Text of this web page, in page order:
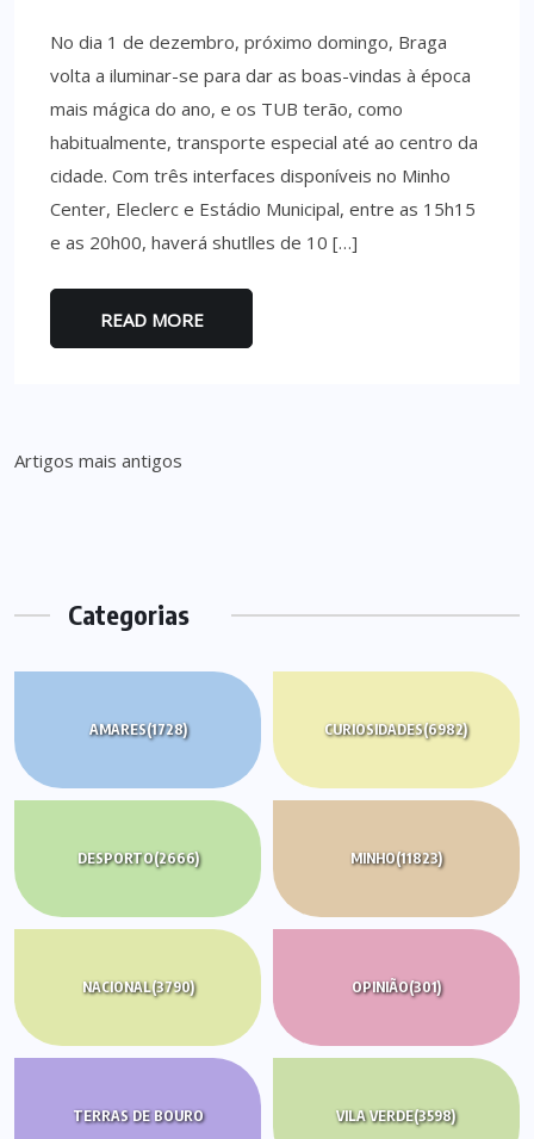
No dia 1 de dezembro, próximo domingo, Braga
volta a iluminar-se para dar as boas-vindas à época
mais mágica do ano, e os TUB terão, como
habitualmente, transporte especial até ao centro da
cidade. Com três interfaces disponíveis no Minho
Center, Eleclerc e Estádio Municipal, entre as 15h15
e as 20h00, haverá shutlles de 10 […]
READ MORE
Navegação
Artigos mais antigos
Categorias
AMARES(1728) CURIOSIDADES(6982)
DESPORTO(2666) MINHO(11823)
NACIONAL(3790) OPINIÃO(301)
TERRAS DE BOURO
VILA VERDE(3598)